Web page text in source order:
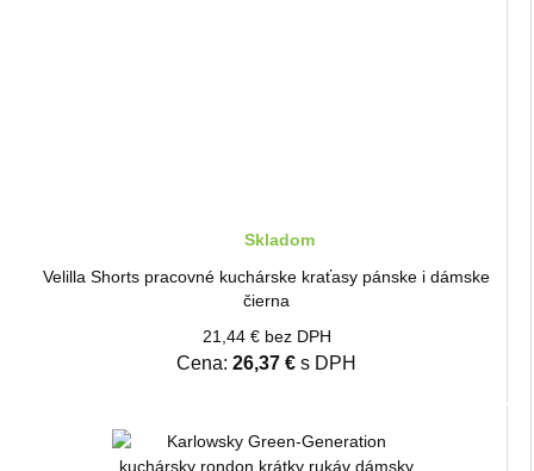
Skladom
Velilla Shorts pracovné kuchárske kraťasy pánske i dámske
čierna
21,44 € bez DPH
Cena: 26,37 € s DPH